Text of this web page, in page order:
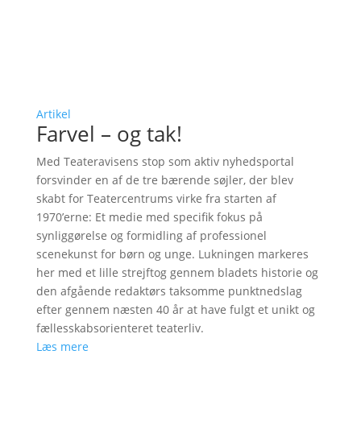
Artikel
Farvel – og tak!
Med Teateravisens stop som aktiv nyhedsportal
forsvinder en af de tre bærende søjler, der blev
skabt for Teatercentrums virke fra starten af
1970’erne: Et medie med specifik fokus på
synliggørelse og formidling af professionel
scenekunst for børn og unge. Lukningen markeres
her med et lille strejftog gennem bladets historie og
den afgående redaktørs taksomme punktnedslag
efter gennem næsten 40 år at have fulgt et unikt og
fællesskabsorienteret teaterliv.
Læs mere